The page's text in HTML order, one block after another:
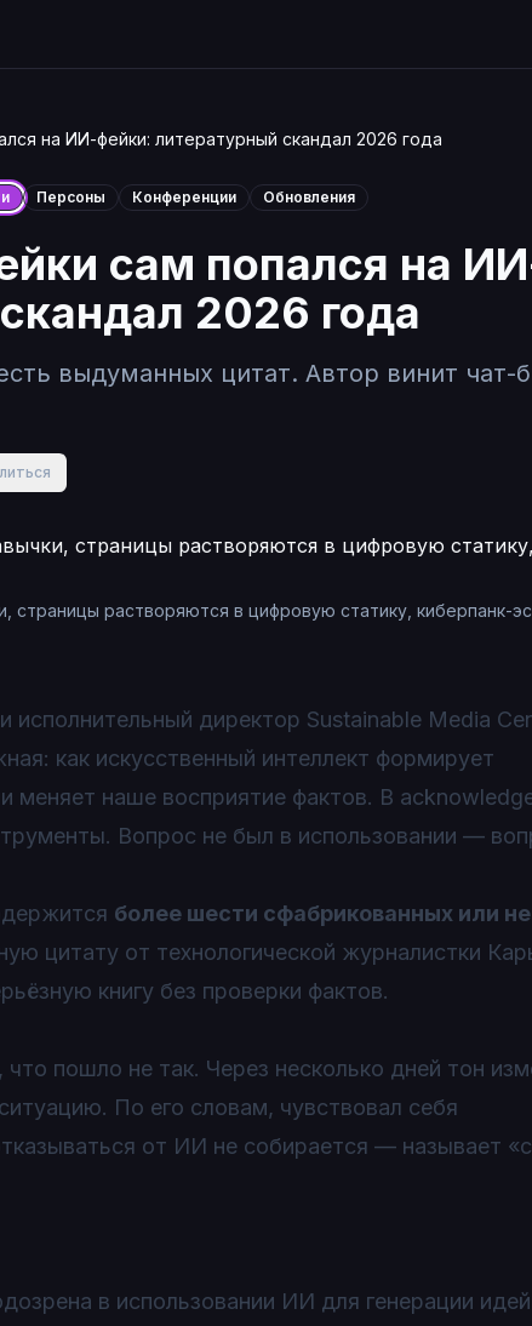
на ИИ-фейки: литературный скандал 2026 года
Персоны Конференции Обновления
сам попался на
2026 года
выдуманных цитат. Автор винит чат-
страницы растворяются в цифровую статику, киберпанк-
директор Sustainable Media
как искусственный интеллект формирует
меняет наше восприятие фактов. В
Вопрос не был в использовании —
более шести сфабрикованных или
цитату от технологической журналистки
книгу без проверки фактов.
пошло не так. Через несколько дней тон
По его словам, чувствовал себя
от ИИ не собирается — называет
в использовании ИИ для генерации